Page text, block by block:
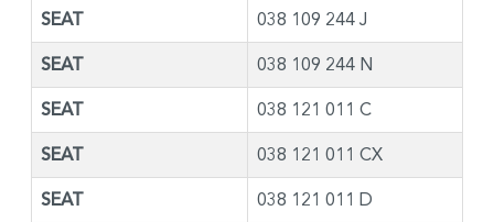
SEAT 038 109 244 J
SEAT 038 109 244 N
SEAT 038 121 011 C
SEAT 038 121 011 CX
SEAT 038 121 011 D